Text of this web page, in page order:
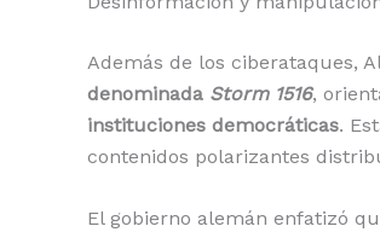
Además de los ciberataques,
denominada Storm 1516,
instituciones democráticas.
contenidos polarizantes
El gobierno alemán enfatizó